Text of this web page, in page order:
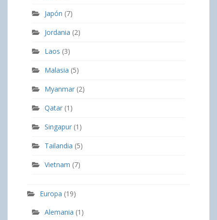
Japón (7)
Jordania (2)
Laos (3)
Malasia (5)
Myanmar (2)
Qatar (1)
Singapur (1)
Tailandia (5)
Vietnam (7)
Europa (19)
Alemania (1)